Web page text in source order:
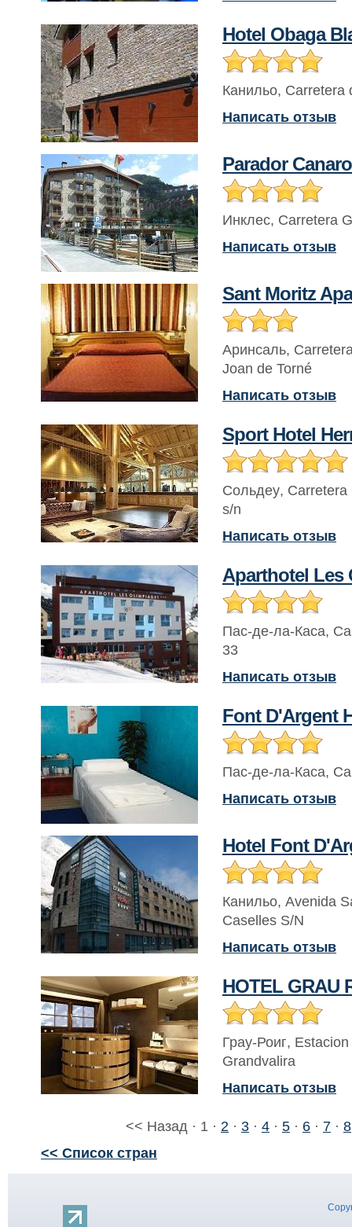
Hotel Obaga
Канильо, Carretera
Написать отзыв
Parador Canaro
Инклес, Carretera
Написать отзыв
Sant Moritz
Аринсаль,
Joan de Torné
Написать отзыв
Sport Hotel
Сольдеу, Carretera
s/n
Написать отзыв
Aparthotel Les
Пас-де-ла-Каса,
33
Написать отзыв
Font D'Argent
Пас-де-ла-Каса,
Написать отзыв
Hotel Font
Канильо, Avenida
Caselles S/N
Написать отзыв
HOTEL GRAU
Грау-Роиг,
Grandvalira
Написать отзыв
<< Назад · 1 · 2 · 3 · 4 · 5 · 6 · 7 · 8
<< Список стран